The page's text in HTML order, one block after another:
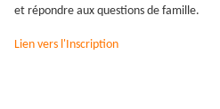
et répondre aux questions de famille.
Lien vers l'Inscription